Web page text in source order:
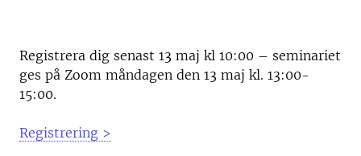
Registrera dig senast 13 maj kl 10:00 – seminariet
ges på Zoom måndagen den 13 maj kl. 13:00-
15:00.
Registrering >